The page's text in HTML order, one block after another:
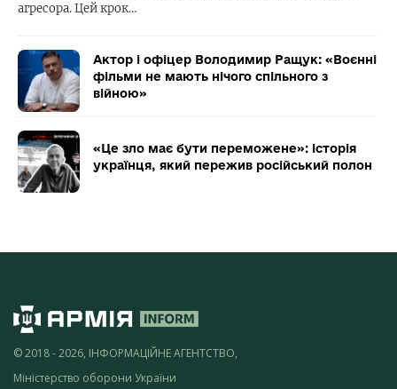
агресора. Цей крок…
Актор і офіцер Володимир Ращук: «Воєнні
фільми не мають нічого спільного з
війною»
«Це зло має бути переможене»: історія
українця, який пережив російський полон
© 2018 - 2026, ІНФОРМАЦІЙНЕ АГЕНТСТВО,
Міністерство оборони України